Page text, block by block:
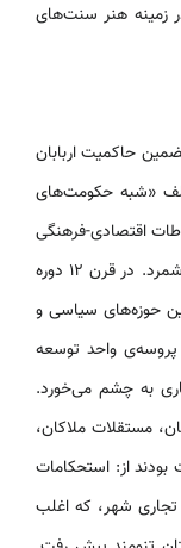
زمینه هنر سنت‌های
حاکمیت اربابان
«شبه حکومت‌های
اقتصادی-فرهنگی
باستان می‌توان تقسیم آن را میان نوادگان یاروسلاو مودری برشمرد. در قرن 12 دوره
حوزه‌های سیاسی و
پروسه‌ی واحد توسعه
به چشم می‌خورد.
مستقلات ملاکان،
از: استحکامات
تجاری شهر، که اغلب